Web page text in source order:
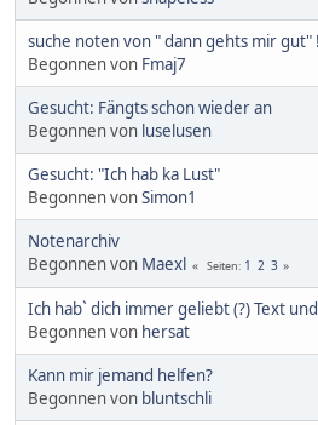
suche noten von " dann gehts mir gut" !
Begonnen von Fmaj7
Gesucht: Fängts schon wieder an
Begonnen von luselusen
Gesucht: "Ich hab ka Lust"
Begonnen vonSimon1
Notenarchiv
Begonnen von Maexl Seiten 1 2 3
Ich hab` dich immer geliebt (?) Text
Begonnen von hersat
Kann mir jemand helfen?
Begonnen von bluntschli